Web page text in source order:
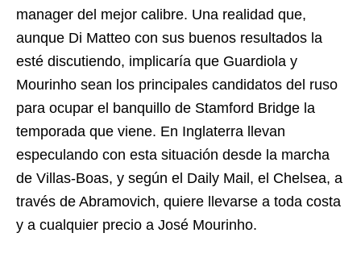
manager del mejor calibre. Una realidad que,
aunque Di Matteo con sus buenos resultados la
esté discutiendo, implicaría que Guardiola y
Mourinho sean los principales candidatos del ruso
para ocupar el banquillo de Stamford Bridge la
temporada que viene. En Inglaterra llevan
especulando con esta situación desde la marcha
de Villas-Boas, y según el Daily Mail, el Chelsea, a
través de Abramovich, quiere llevarse a toda costa
y a cualquier precio a José Mourinho.